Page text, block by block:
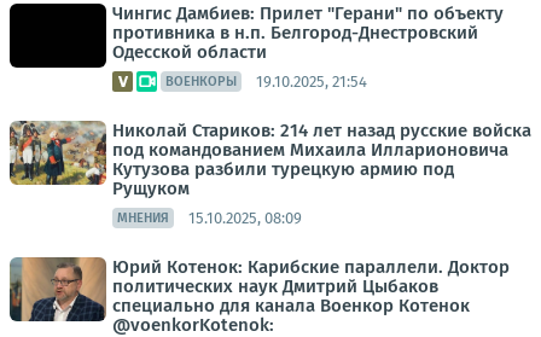
Чингис Дамбиев: Прилет "Герани" по объекту
противника в н.п. Белгород-Днестровский
Одесской области
ВОЕНКОРЫ 19.10.2025, 21:54
Николай Стариков: 214 лет назад русские войска
под командованием Михаила Илларионовича
Кутузова разбили турецкую армию под
Рущуком
МНЕНИЯ 15.10.2025, 08:09
Юрий Котенок: Карибские параллели. Доктор
политических наук Дмитрий Цыбаков
специально для канала Военкор Котенок
@voenkorKotenok: